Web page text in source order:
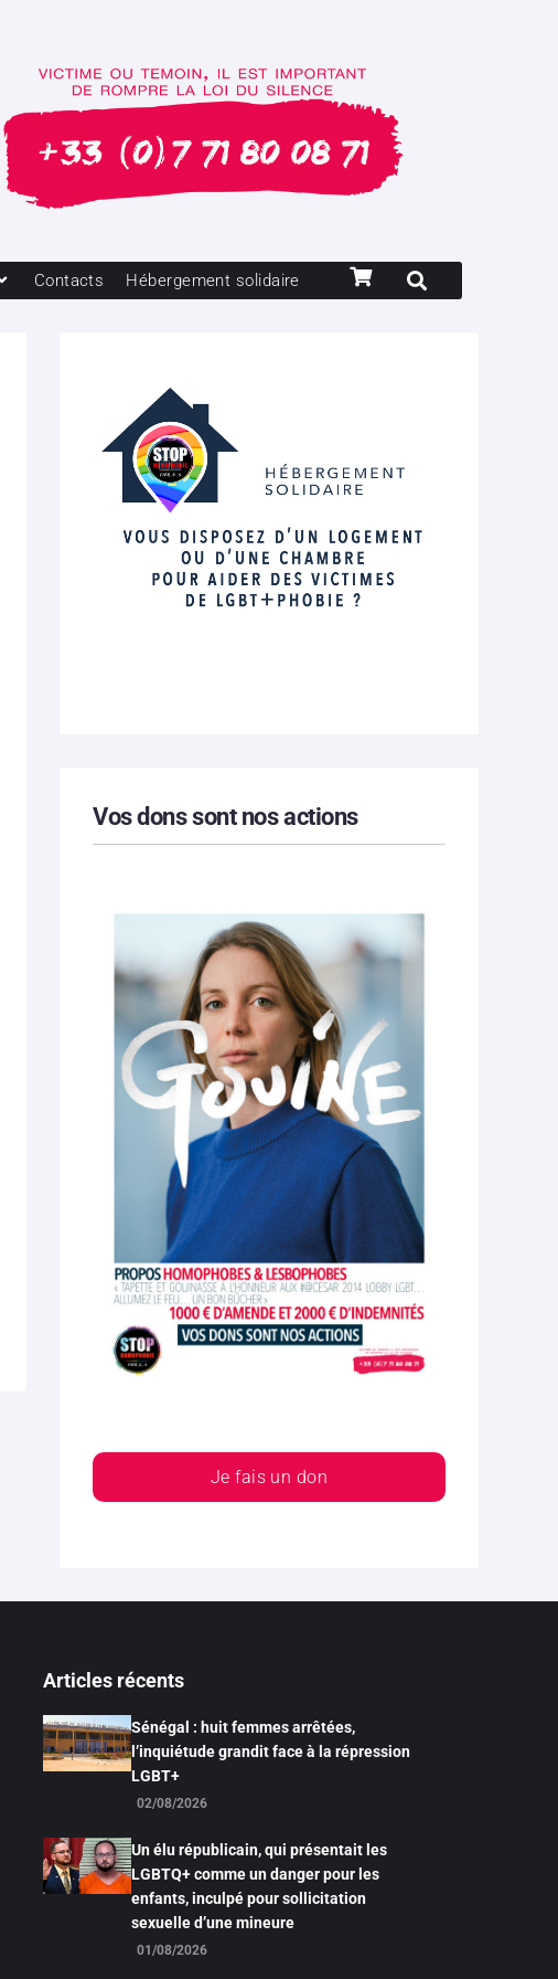
Contacts Hébergement solidaire
Vos dons sont nos actions
Je fais un don
Articles récents
Sénégal : huit femmes arrêtées,
l’inquiétude grandit face à la répression
LGBT+
02/08/2026
Un élu républicain, qui présentait les
LGBTQ+ comme un danger pour les
enfants, inculpé pour sollicitation
sexuelle d’une mineure
01/08/2026